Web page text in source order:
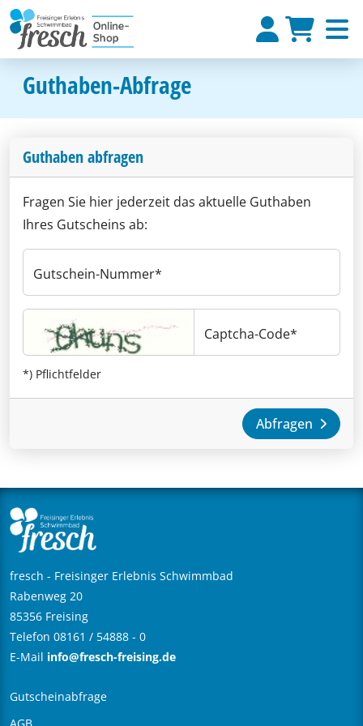
Guthaben-Abfrage
Guthaben abfragen
Fragen Sie hier jederzeit das aktuelle Guthaben
Ihres Gutscheins ab:
Gutschein-Nummer
Captcha-Code
*) Pflichtfelder
Abfragen
fresch - Freisinger Erlebnis Schwimmbad
Rabenweg 20
85356 Freising
Telefon 08161 / 54888 - 0
E-Mail info@fresch-freising.de
Gutscheinabfrage